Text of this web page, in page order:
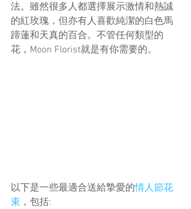
法。雖然很多人都選擇展示激情和熱誠
的紅玫瑰，但亦有人喜歡純潔的白色馬
蹄蓮和天真的百合。不管任何類型的
花，Moon Florist就是有你需要的。
以下是一些最適合送給摯愛的情人節花
束 ，包括: